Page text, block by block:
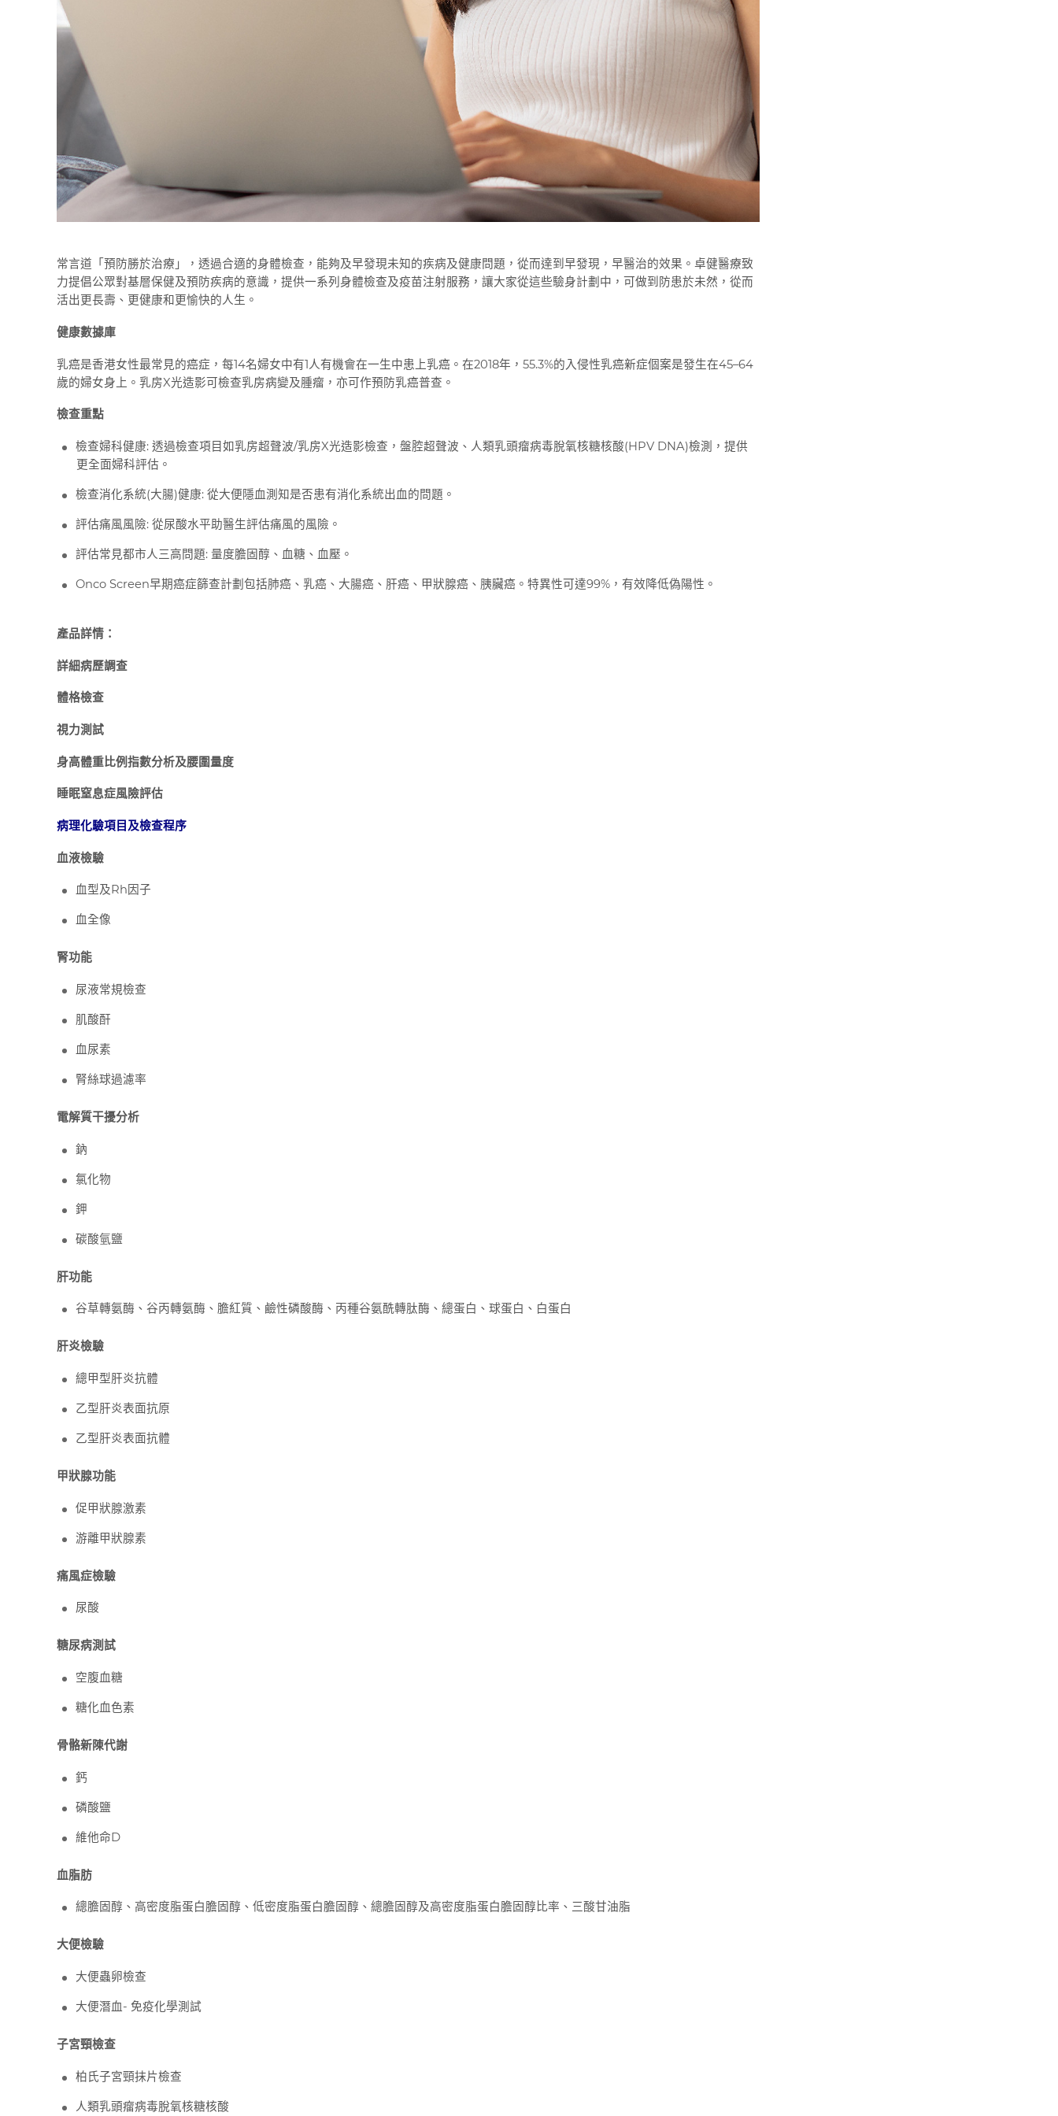
常言道「預防勝於治療」，透過合適的身體檢查，能夠及早發現未知的疾病及健康問題，從而達到早發現，早醫治的效果。卓健醫療致
力提倡公眾對基層保健及預防疾病的意識，提供一系列身體檢查及疫苗注射服務，讓大家從這些驗身計劃中，可做到防患於未然，從而
活出更長壽、更健康和更愉快的人生。
健康數據庫
乳癌是香港女性最常見的癌症，每14名婦女中有1人有機會在一生中患上乳癌。在2018年，55.3%的入侵性乳癌新症個案是發生在45–64
歲的婦女身上。乳房X光造影可檢查乳房病變及腫瘤，亦可作預防乳癌普查。
檢查重點
檢查婦科健康: 透過檢查項目如乳房超聲波/乳房X光造影檢查，盤腔超聲波、人類乳頭瘤病毒脫氧核糖核酸(HPV DNA)檢測，提供
更全面婦科評估。
檢查消化系統(大腸)健康: 從大便隱血測知是否患有消化系統出血的問題。
評估痛風風險: 從尿酸水平助醫生評估痛風的風險。
評估常見都市人三高問題: 量度膽固醇、血糖、血壓。
Onco Screen早期癌症篩查計劃包括肺癌、乳癌、大腸癌、肝癌、甲狀腺癌、胰臟癌。特異性可達99%，有效降低偽陽性。
產品詳情：
詳細病歷調查
體格檢查
視力測試
身高體重比例指數分析及腰圍量度
睡眠窒息症風險評估
病理化驗項目及檢查程序
血液檢驗
血型及Rh因子
血全像
腎功能
尿液常規檢查
肌酸酐
血尿素
腎絲球過濾率
電解質干擾分析
鈉
氯化物
鉀
碳酸氫鹽
肝功能
谷草轉氨酶、谷丙轉氨酶、膽紅質、鹼性磷酸酶、丙種谷氨酰轉肽酶、總蛋白、球蛋白、白蛋白
肝炎檢驗
總甲型肝炎抗體
乙型肝炎表面抗原
乙型肝炎表面抗體
甲狀腺功能
促甲狀腺激素
游離甲狀腺素
痛風症檢驗
尿酸
糖尿病測試
空腹血糖
糖化血色素
骨骼新陳代謝
鈣
磷酸鹽
維他命D
血脂肪
總膽固醇、高密度脂蛋白膽固醇、低密度脂蛋白膽固醇、總膽固醇及高密度脂蛋白膽固醇比率、三酸甘油脂
大便檢驗
大便蟲卵檢查
大便潛血- 免疫化學測試
子宮頸檢查
柏氏子宮頸抹片檢查
人類乳頭瘤病毒脫氧核糖核酸